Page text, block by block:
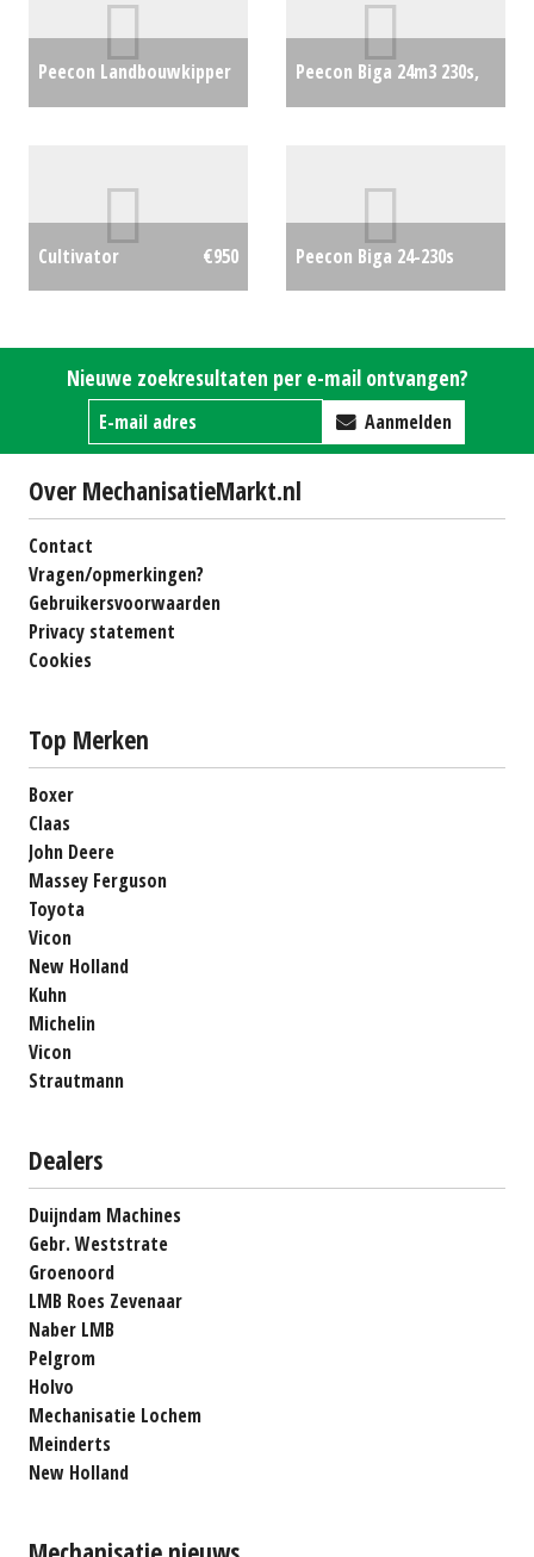
Peecon Landbouwkipper
Peecon Biga 24m3 230s,
Cultivator €950
Peecon Biga 24-230s
Nieuwe zoekresultaten per e-mail ontvangen?
Aanmelden
Over MechanisatieMarkt.nl
Contact
Vragen/opmerkingen?
Gebruikersvoorwaarden
Privacy statement
Cookies
Top Merken
Boxer
Claas
John Deere
Massey Ferguson
Toyota
Vicon
New Holland
Kuhn
Michelin
Vicon
Strautmann
Dealers
Duijndam Machines
Gebr. Weststrate
Groenoord
LMB Roes Zevenaar
Naber LMB
Pelgrom
Holvo
Mechanisatie Lochem
Meinderts
New Holland